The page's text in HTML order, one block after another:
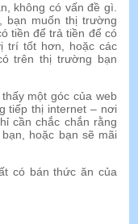
không có vấn đề gì.
bạn muốn thị trường
tiền để trả tiền để có
trí tốt hơn, hoặc các
trên thị trường bạn
một góc của web
tiếp thị internet – nơi
cần chắc chắn rằng
hoặc bạn sẽ mãi
có bán thức ăn của